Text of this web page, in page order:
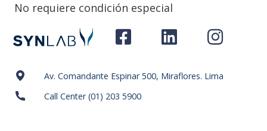
No requiere condición especial
Av. Comandante Espinar 500, Miraflores. Lima
Call Center (01) 203 5900